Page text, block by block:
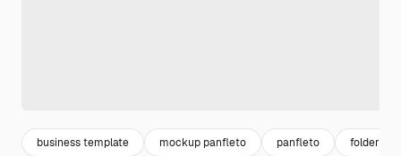
business template mockup panfleto panfleto folder